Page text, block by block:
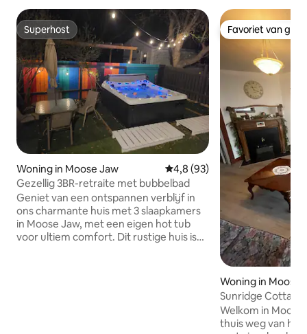
Superhost
Superhost
Woning in Moose Jaw Gemiddelde beoordeling van
4,8 (93)
Gezellig 3BR-retraite met bubbelbad
Geniet van een ontspannen verblijf in
ons charmante huis met 3 slaapkamers
in Moose Jaw, met een eigen hot tub
voor ultiem comfort. Dit rustige huis is
Favoriet van
Favoriet van
Woning in Moose
Sunridge Cottage
Welkom in
thuis weg van